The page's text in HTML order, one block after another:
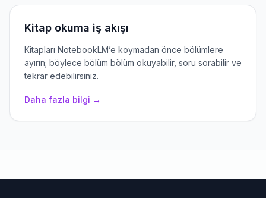
Kitap okuma iş akışı
Kitapları NotebookLM’e koymadan önce bölümlere
ayırın; böylece bölüm bölüm okuyabilir, soru sorabilir ve
tekrar edebilirsiniz.
Daha fazla bilgi →